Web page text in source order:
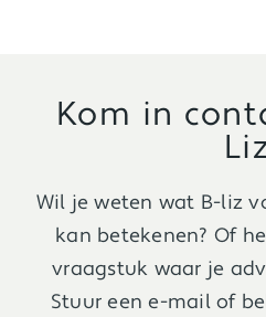
Kom in
Wil je weten wat B-liz
kan betekenen? Of
vraagstuk waar je
Stuur een e-mail of